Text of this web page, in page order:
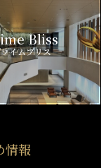
Bliss
イムブリス
情報